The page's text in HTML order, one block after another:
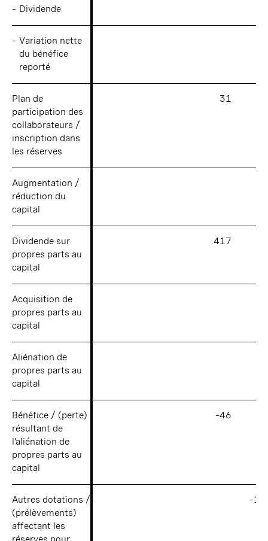
– Dividende
– Variation nette
du bénéfice
reporté
Plan de
participation des
collaborateurs /
inscription dans
les réserves
31
Augmentation /
réduction du
capital
Dividende sur
propres parts au
capital
417
Acquisition de
propres parts au
capital
Aliénation de
propres parts au
capital
Bénéfice / (perte)
résultant de
l’aliénation de
propres parts au
capital
–46
Autres dotations /
(prélèvements)
affectant les
– Dividende
– Variation nette
du bénéfice
reporté
Plan de
participation des
collaborateurs /
inscription dans
les réserves
Augmentation /
réduction du
capital
Dividende sur
propres parts au
capital
Acquisition de
propres parts au
capital
Aliénation de
propres parts au
capital
Bénéfice / (perte)
résultant de
l’aliénation de
propres parts au
capital
Autres dotations /
(prélèvements)
affectant les